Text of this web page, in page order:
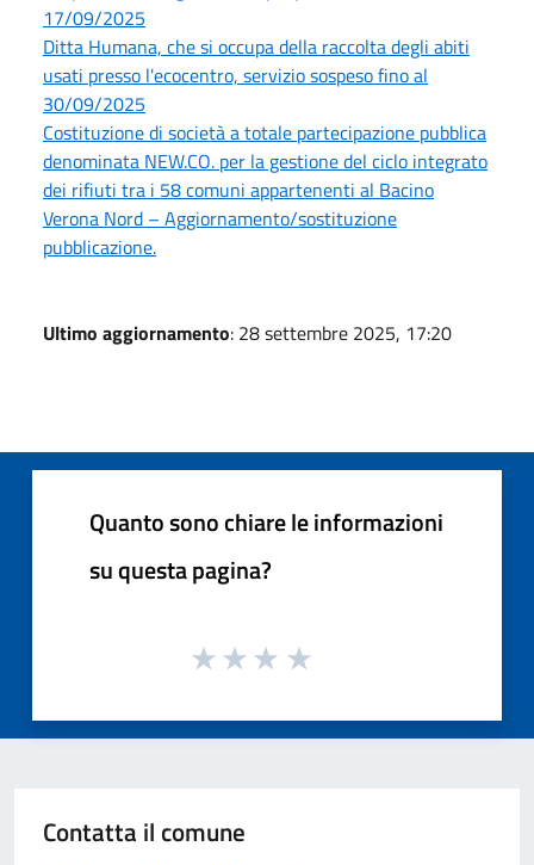
17/09/2025
Ditta Humana, che si occupa della raccolta degli abiti
usati presso l'ecocentro, servizio sospeso fino al
30/09/2025
Costituzione di società a totale partecipazione pubblica
denominata NEW.CO. per la gestione del ciclo integrato
dei rifiuti tra i 58 comuni appartenenti al Bacino
Verona Nord – Aggiornamento/sostituzione
pubblicazione.
Ultimo aggiornamento: 28 settembre 2025, 17:20
Quanto sono chiare le informazioni
su questa pagina?
Contatta il comune